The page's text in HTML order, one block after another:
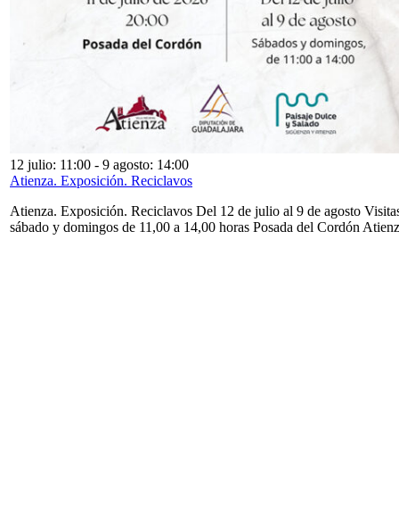
12 julio: 11:00 - 9 agosto: 14:00
Atienza. Exposición. Reciclavos
Atienza. Exposición. Reciclavos Del 12 de julio al 9 de agosto
sábado y domingos de 11,00 a 14,00 horas Posada del Cordón